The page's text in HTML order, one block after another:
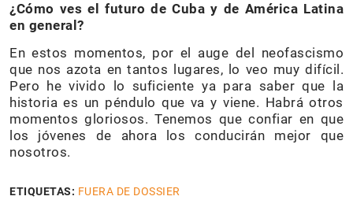
¿Cómo ves el futuro de Cuba y de América Latina
en general?
En estos momentos, por el auge del neofascismo
que nos azota en tantos lugares, lo veo muy difícil.
Pero he vivido lo suficiente ya para saber que la
historia es un péndulo que va y viene. Habrá otros
momentos gloriosos. Tenemos que confiar en que
los jóvenes de ahora los conducirán mejor que
nosotros.
ETIQUETAS: FUERA DE DOSSIER